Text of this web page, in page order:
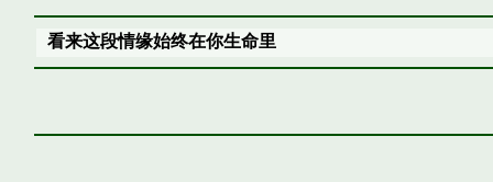
看来这段情缘始终在你生命里